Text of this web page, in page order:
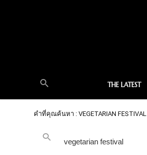
THE LATEST
คำที่คุณค้นหา : VEGETARIAN FESTIVAL